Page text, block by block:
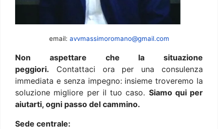
email: avvmassimoromano@gmail.com
Non aspettare che la situazione
peggiori. Contattaci ora per una consulenza
immediata e senza impegno: insieme troveremo la
soluzione migliore per il tuo caso. Siamo qui per
aiutarti, ogni passo del cammino.
Sede centrale: